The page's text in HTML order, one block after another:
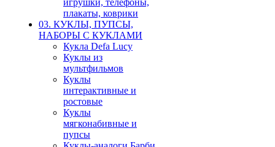
плакаты, коврики
03. КУКЛЫ, ПУПСЫ,
НАБОРЫ С КУКЛАМИ
Кукла Defa Lucy
Куклы из
мультфильмов
Куклы
интерактивные и
ростовые
Куклы
мягконабивные и
пупсы